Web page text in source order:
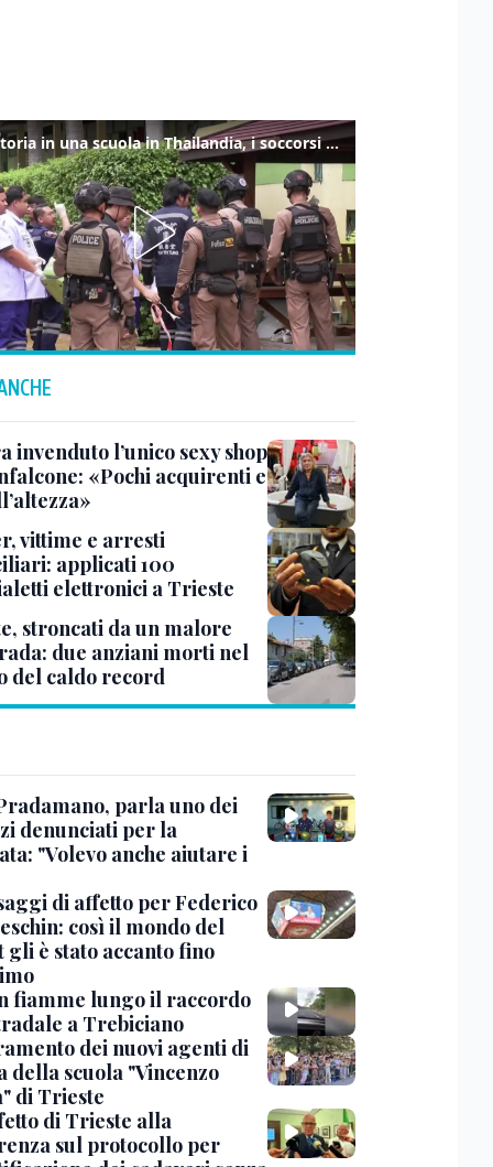
Sparatoria in una scuola in Thailandia, i soccorsi sul posto
invenduto l’unico sexy shop
«Pochi acquirenti e
vittime e arresti
applicati 100
elettronici a Trieste
stroncati da un malore
due anziani morti nel
del caldo record
parla uno dei
denunciati per la
"Volevo anche aiutare i
di affetto per Federico
così il mondo del
gli è stato accanto fino
fiamme lungo il raccordo
a Trebiciano
dei nuovi agenti di
della scuola "Vincenzo
di Trieste
di Trieste alla
sul protocollo per